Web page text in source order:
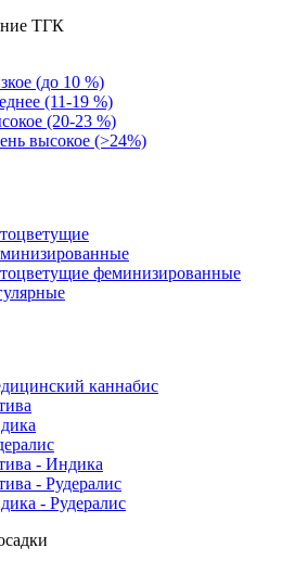
ТГК
(до 10 %)
(11-19 %)
(20-23 %)
высокое (>24%)
феминизированные
каннабис
- Индика
- Рудералис
- Рудералис